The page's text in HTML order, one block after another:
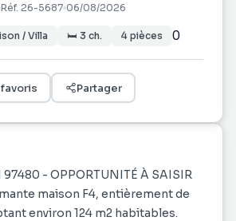
Réf. 26-5687 06/08/2026
/ Villa 🛏 3 ch. 4 pièces 0
Partager
- OPPORTUNITÉ À SAISIR
maison F4, entièrement de
environ 124 m2 habitables.